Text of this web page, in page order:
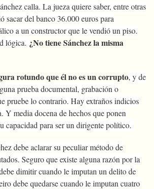
calla. La jueza quiere saber, entre otras
sacar del banco 36.000 euros para
a un constructor que le vendió un piso.
lógica. ¿No tiene Sánchez la misma
rotundo que él no es un corrupto, y de
prueba documental, grabación o
pruebe lo contrario. Hay extraños indicios
Y media docena de hechos que ponen
capacidad para ser un dirigente político.
debe aclarar su peculiar método de
Seguro que existe alguna razón por la
dimitir cuando le imputan un delito de
debe quedarse cuando le imputan cuatro